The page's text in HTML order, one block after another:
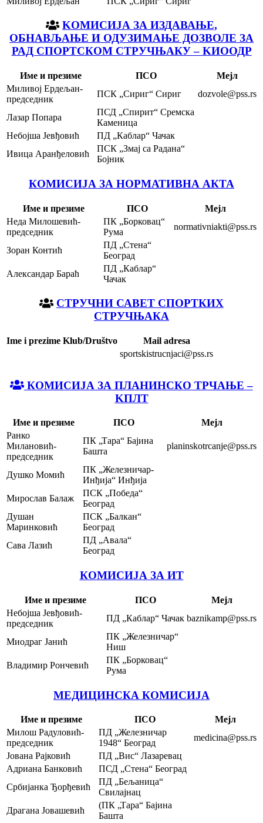
KOМИСИЈА ЗА ИЗДАВАЊЕ,
ОБНАВЉАЊЕ И ОДУЗИМАЊЕ ДОЗВОЛЕ ЗА
РАД СПОРТСКОМ СТРУЧЊАКУ – KИООДР
Име и презиме ПСО
Мејл
Миливој Ердељан-
председник
ПСК „Сириг“ Сириг dozvole@pss.rs
Лазар Попара
ПСД „Спирит“ Сремска
Каменица
Небојша Јевђовић
ПД „Каблар“ Чачак
Ивица Аранђеловић
ПСК „Змај са Радана“
Бојник
КОМИСИЈА ЗА НОРМАТИВНА АКТА
Име и презиме ПСО
Мејл
Неда Милошевић-
председник
ПК „Борковац“
Рума
normativniakti@pss.rs
Зоран Контић
ПД „Стена“
Београд
Александар Бараћ
ПД „Каблар“
Чачак
СТРУЧНИ САВЕТ СПОРТКИХ
СТРУЧЊАКА
Ime i prezime Klub/Društvo
Mail adresa
sportskistrucnjaci@pss.rs
КОМИСИЈА ЗА ПЛАНИНСКО ТРЧАЊЕ –
KПЛТ
Име и презиме ПСО
Мејл
Ранко
Милановић-
председник
ПК „Тара“ Бајина
Башта
planinskotrcanje@pss.rs
Душко Момић
ПК „Железничар-
Инђија“ Инђија
Мирослав Балаж
ПСК „Победа“
Београд
Душан
Маринковић
ПСК „Балкан“
Београд
Сава Лазић
ПД „Авала“
Београд
КОМИСИЈА ЗА ИТ
Име и презиме ПСО
Мејл
Небојша Јевђовић-
председник
ПД „Каблар“ Чачак baznikamp@pss.rs
Миодраг Јанић
ПК „Железничар“
Ниш
Владимир Рончевић
ПК „Борковац“
Рума
МЕДИЦИНСКА КОМИСИЈА
Име и презиме ПСО
Мејл
Милош Радуловић-
председник
ПД „Железничар
1948“ Београд
medicina@pss.rs
Јована Рајковић
ПД „Вис“ Лазаревац
Адриана Банковић
ПСД „Стена“ Београд
Србијанка Ђорђевић
ПД „Бељаница“
Свилајнац
Драгана Јовашевић
(ПК „Тара“ Бајина
Башта